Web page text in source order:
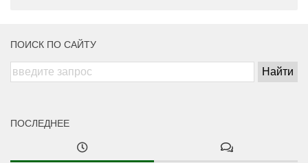
ПОИСК ПО САЙТУ
ПОСЛЕДНЕЕ